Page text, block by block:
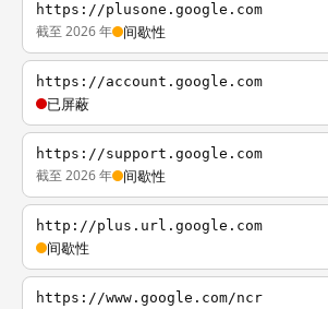
https://plusone.google.com
截至 2026 年 间歇性
https://account.google.com
已屏蔽
https://support.google.com
截至 2026 年 间歇性
http://plus.url.google.com
间歇性
https://www.google.com/ncr